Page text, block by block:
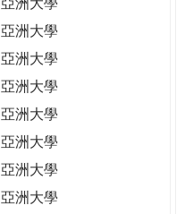
亞洲大學
亞洲大學
亞洲大學
亞洲大學
亞洲大學
亞洲大學
亞洲大學